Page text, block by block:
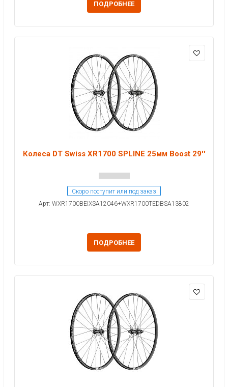
ПОДРОБНЕЕ
Колеса DT Swiss XR1700 SPLINE 25мм Boost 29''
Скоро поступит или под заказ
Арт: WXR1700BEIXSA12046+WXR1700TEDBSA13802
ПОДРОБНЕЕ